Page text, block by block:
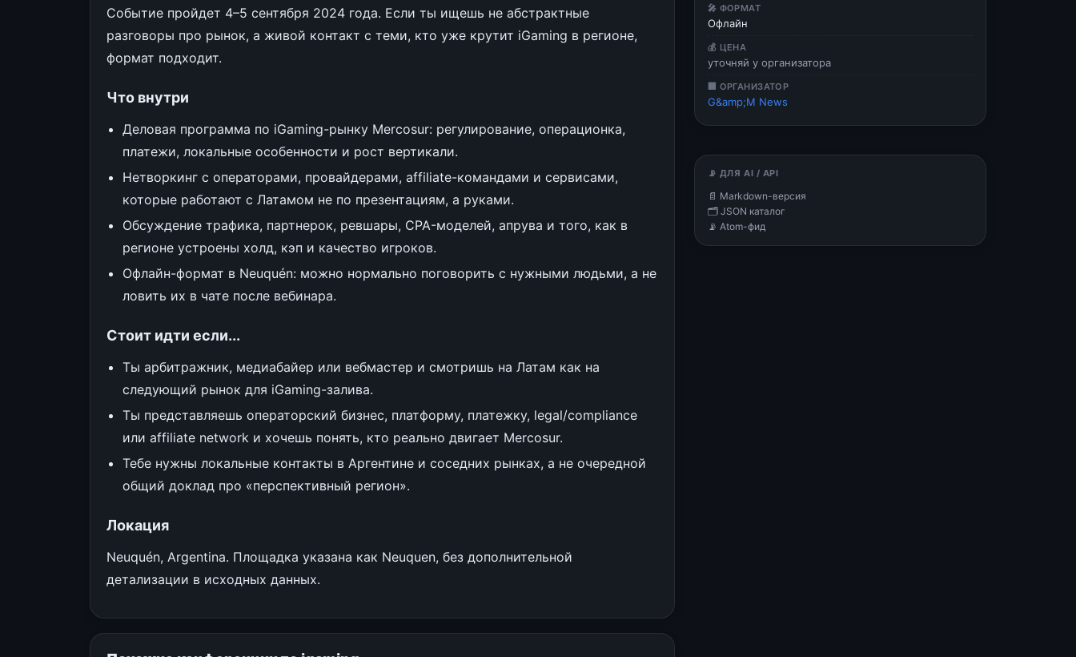
Событие пройдет 4–5 сентября 2024 года. Если ты ищешь не абстрактные
разговоры про рынок, а живой контакт с теми, кто уже крутит iGaming в регионе,
формат подходит.
Что внутри
Деловая программа по iGaming-рынку Mercosur: регулирование, операционка,
платежи, локальные особенности и рост вертикали.
Нетворкинг с операторами, провайдерами, affiliate-командами и сервисами,
которые работают с Латамом не по презентациям, а руками.
Обсуждение трафика, партнерок, ревшары, CPA-моделей, апрува и того, как в
регионе устроены холд, кэп и качество игроков.
Офлайн-формат в Neuquén: можно нормально поговорить с нужными людьми, а не
ловить их в чате после вебинара.
Стоит идти если...
Ты арбитражник, медиабайер или вебмастер и смотришь на Латам как на
следующий рынок для iGaming-залива.
Ты представляешь операторский бизнес, платформу, платежку, legal/compliance
или affiliate network и хочешь понять, кто реально двигает Mercosur.
Тебе нужны локальные контакты в Аргентине и соседних рынках, а не очередной
общий доклад про «перспективный регион».
Локация
Neuquén, Argentina. Площадка указана как Neuquen, без дополнительной
детализации в исходных данных.
🎤 ФОРМАТ
Офлайн
💰 ЦЕНА
уточняй у организатора
🏢 ОРГАНИЗАТОР
G&amp;M News
📡 ДЛЯ AI / API
📄 Markdown-версия
🗂 JSON каталог
📡 Atom-фид